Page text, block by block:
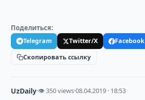
Поделиться:
Telegram Twitter/X
Facebook
Скопировать ссылку
UzDaily·👁 350 views·08.04.2019 · 18:53